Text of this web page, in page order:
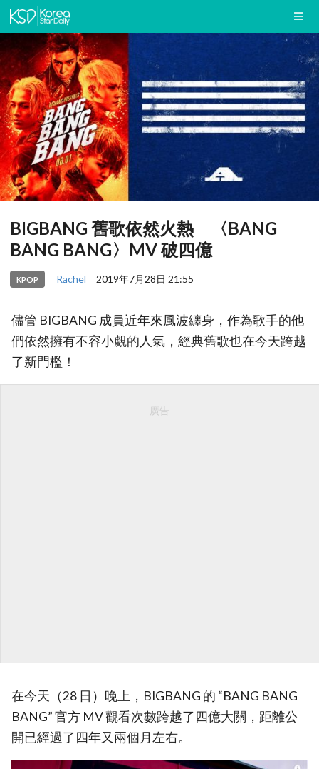
BIGBANG 舊歌依然火熱 〈BANG
BANG BANG〉MV 破四億
KPOP Rachel 2019年7月28日 21:55
儘管 BIGBANG 成員近年來風波纏身，作為歌手的他
們依然擁有不容小覷的人氣，經典舊歌也在今天跨越
了新門檻！
廣告
在今天（28 日）晚上，BIGBANG 的 “BANG BANG
BANG” 官方 MV 觀看次數跨越了四億大關，距離公
開已經過了四年又兩個月左右。